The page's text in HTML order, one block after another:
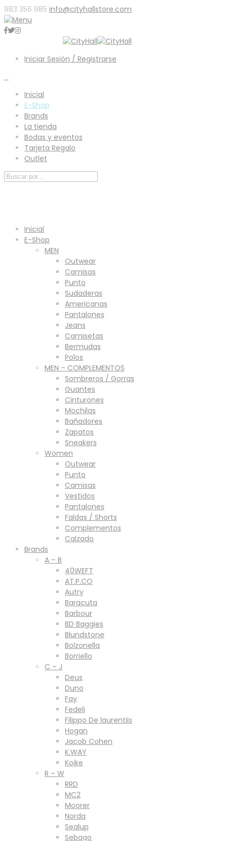
983 356 985 info@cityhallstore.com
Iniciar Sesión / Registrarse
Inicial
E-Shop
Brands
La tienda
Bodas y eventos
Tarjeta Regalo
Outlet
Inicial
E-Shop
MEN
Outwear
Camisas
Punto
Sudaderas
Americanas
Pantalones
Jeans
Camisetas
Bermudas
Polos
MEN – COMPLEMENTOS
Sombreros / Gorras
Guantes
Cinturones
Mochilas
Bañadores
Zapatos
Sneakers
Women
Outwear
Punto
Camisas
Vestidos
Pantalones
Faldas / Shorts
Complementos
Calzado
Brands
A – B
40WEFT
AT.P.CO
Autry
Baracuta
Barbour
BD Baggies
Blundstone
Bolzonella
Borriello
C – J
Deus
Duno
Fay
Fedeli
Filippo De laurentiis
Hogan
Jacob Cohen
K.WAY
Koike
R – W
RRD
MC2
Moorer
Norda
Sealup
Sebago